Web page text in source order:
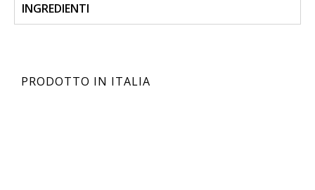
INGREDIENTI
PRODOTTO IN ITALIA